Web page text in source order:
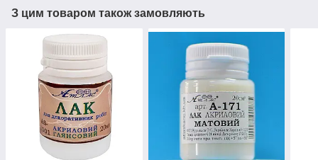
З цим товаром також замовляють